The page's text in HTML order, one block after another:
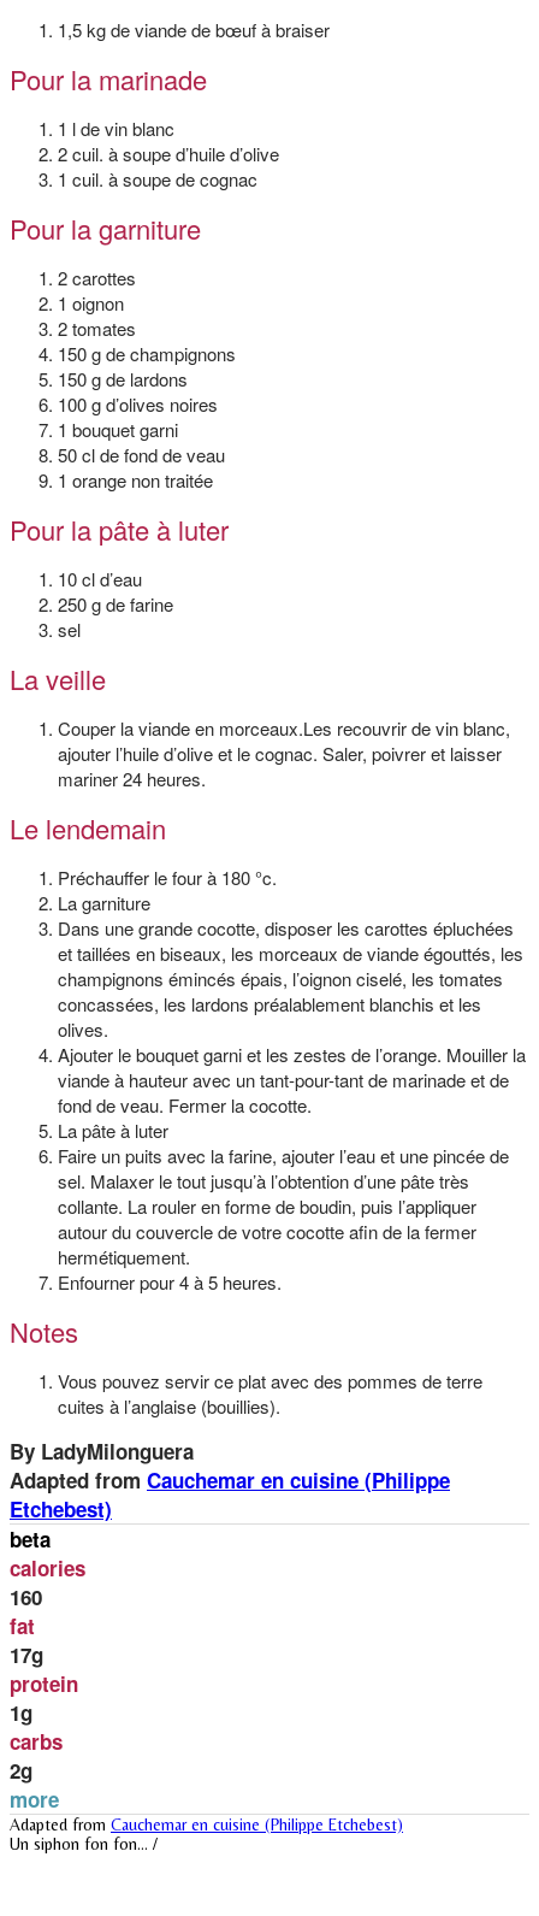
1,5 kg de viande de bœuf à braiser
Pour la marinade
1 l de vin blanc
2 cuil. à soupe d’huile d’olive
1 cuil. à soupe de cognac
Pour la garniture
2 carottes
1 oignon
2 tomates
150 g de champignons
150 g de lardons
100 g d’olives noires
1 bouquet garni
50 cl de fond de veau
1 orange non traitée
Pour la pâte à luter
10 cl d’eau
250 g de farine
sel
La veille
Couper la viande en morceaux.Les recouvrir de vin blanc,
ajouter l’huile d’olive et le cognac. Saler, poivrer et laisser
mariner 24 heures.
Le lendemain
Préchauffer le four à 180 °c.
La garniture
Dans une grande cocotte, disposer les carottes épluchées
et taillées en biseaux, les morceaux de viande égouttés, les
champignons émincés épais, l’oignon ciselé, les tomates
concassées, les lardons préalablement blanchis et les
olives.
Ajouter le bouquet garni et les zestes de l’orange. Mouiller la
viande à hauteur avec un tant-pour-tant de marinade et de
fond de veau. Fermer la cocotte.
La pâte à luter
Faire un puits avec la farine, ajouter l’eau et une pincée de
sel. Malaxer le tout jusqu’à l’obtention d’une pâte très
collante. La rouler en forme de boudin, puis l’appliquer
autour du couvercle de votre cocotte afin de la fermer
hermétiquement.
Enfourner pour 4 à 5 heures.
Notes
Vous pouvez servir ce plat avec des pommes de terre
cuites à l’anglaise (bouillies).
By LadyMilonguera
Adapted from Cauchemar en cuisine (Philippe
Etchebest)
beta
calories
160
fat
17g
protein
1g
carbs
2g
more
Adapted from Cauchemar en cuisine (Philippe Etchebest)
Un siphon fon fon... /